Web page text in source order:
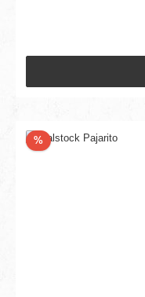
%Rabatt